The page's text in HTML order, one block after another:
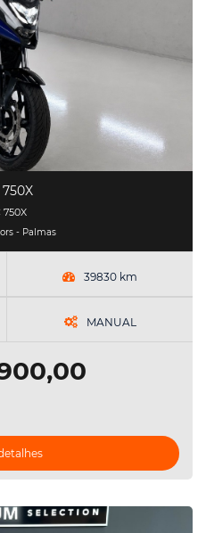
750X
750X
- Palmas
39830 km
MANUAL